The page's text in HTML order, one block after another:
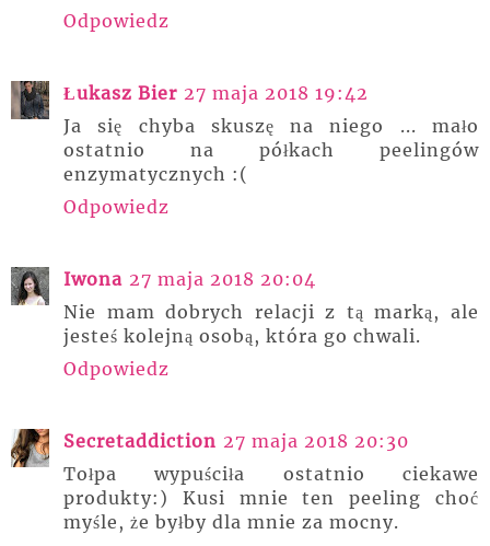
Odpowiedz
Łukasz Bier 27 maja 2018 19:42
Ja się chyba skuszę na niego ... mało
ostatnio na półkach peelingów
enzymatycznych :(
Odpowiedz
Iwona 27 maja 2018 20:04
Nie mam dobrych relacji z tą marką, ale
jesteś kolejną osobą, która go chwali.
Odpowiedz
Secretaddiction 27 maja 2018 20:30
Tołpa wypuściła ostatnio ciekawe
produkty:) Kusi mnie ten peeling choć
myśle, że byłby dla mnie za mocny.